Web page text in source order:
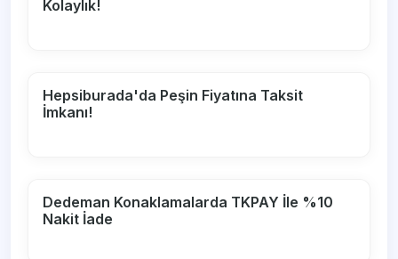
Kolaylık!
Hepsiburada'da Peşin Fiyatına Taksit
İmkanı!
Dedeman Konaklamalarda TKPAY İle %10
Nakit İade